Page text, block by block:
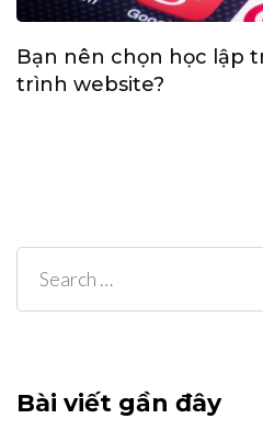
Bạn nên chọn học lập
trình website?
Search
for:
Bài viết gần đây